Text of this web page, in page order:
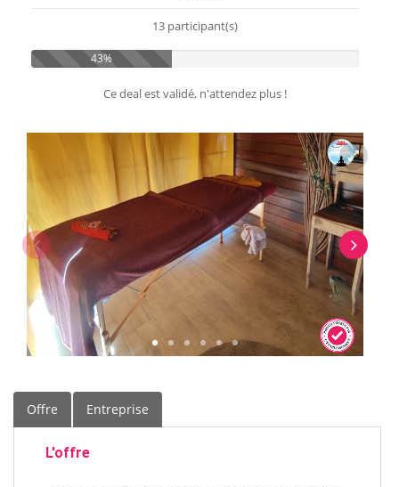
13 participant(s)
43%
Ce deal est validé, n'attendez plus !
Offre Entreprise
L'offre